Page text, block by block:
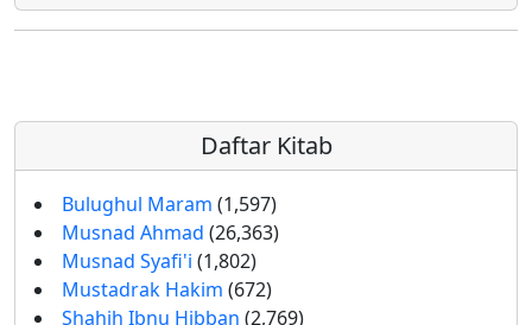
Daftar Kitab
Bulughul Maram (1,597)
Musnad Ahmad (26,363)
Musnad Syafi'i (1,802)
Mustadrak Hakim (672)
Shahih Ibnu Hibban (2,769)